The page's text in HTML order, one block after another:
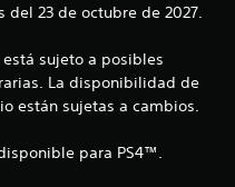
del 23 de octubre de 2027.
sujeto a posibles
La disponibilidad de
están sujetas a cambios.
para PS4™.